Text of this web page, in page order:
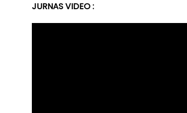
JURNAS VIDEO :